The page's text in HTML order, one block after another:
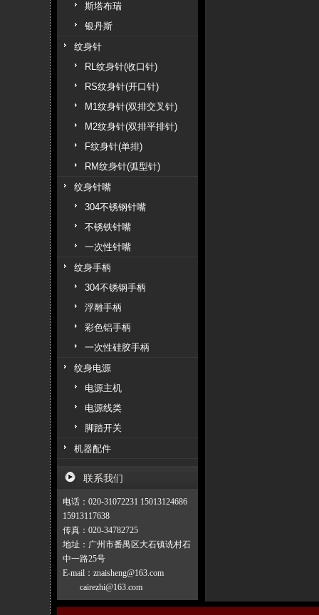
斯塔布瑞
银丹斯
纹身针
RL纹身针(收口针)
RS纹身针(开口针)
M1纹身针(双排交叉针)
M2纹身针(双排平排针)
F纹身针(单排)
RM纹身针(弧型针)
纹身针嘴
304不锈钢针嘴
不锈铁针嘴
一次性针嘴
纹身手柄
304不锈钢手柄
浮雕手柄
彩色铝手柄
一次性硅胶手柄
纹身电源
电源主机
电源线类
脚踏开关
机器配件
联系我们
电话：020-31072231 15013124686
15913117638
传真：020-34782725
地址：广州市番禺区大石镇诜村石
中一路25号
E-mail：znaisheng@163.com
cairezhi@163.com